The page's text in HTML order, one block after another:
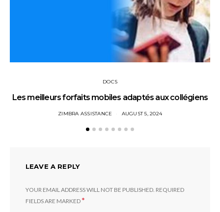
DOCS
Les meilleurs forfaits mobiles adaptés aux collégiens
ZIMBRA ASSISTANCE AUGUST 5, 2024
LEAVE A REPLY
YOUR EMAIL ADDRESS WILL NOT BE PUBLISHED. REQUIRED
FIELDS ARE MARKED*